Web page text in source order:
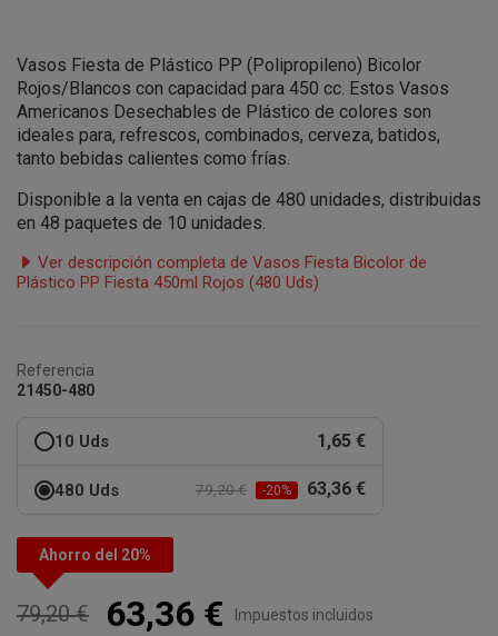
Vasos Fiesta de Plástico PP (Polipropileno) Bicolor
Rojos/Blancos con capacidad para 450 cc. Estos Vasos
Americanos Desechables de Plástico de colores son
ideales para, refrescos, combinados, cerveza, batidos,
tanto bebidas calientes como frías.
Disponible a la venta en cajas de 480 unidades, distribuidas
en 48 paquetes de 10 unidades.
Ver descripción completa de Vasos Fiesta Bicolor de
Plástico PP Fiesta 450ml Rojos (480 Uds)
Referencia
21450-480
10 Uds 1,65 €
480 Uds 79,20 € -20% 63,36 €
Ahorro del 20%
79,20 € 63,36 € Impuestos incluidos